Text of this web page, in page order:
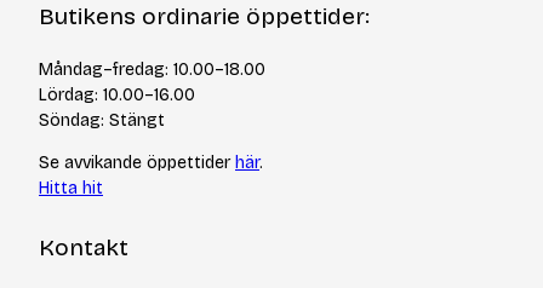
Frågor och svar
Integritetspolicy
Kurser & events
Tips & tekniker
Varumärken
Jobba hos oss
Butikens ordinarie öppettider:
Måndag–fredag: 10.00–18.00
Lördag: 10.00–16.00
Söndag: Stängt
Se avvikande öppettider här.
Hitta hit
Kontakt